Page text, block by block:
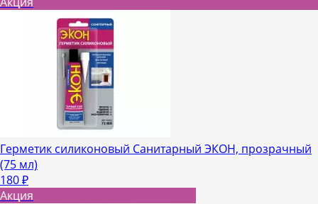
Герметик силиконовый Санитарный ЭКОН, прозрачный
(75 мл)
180₽
Акция